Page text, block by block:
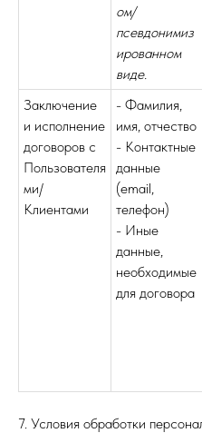
ом/
псевдонимиз
ированном
виде.
Заключение
и исполнение
договоров с
Пользователя
ми/
Клиентами
- Фамилия,
имя, отчество
- Контактные
данные
(email,
телефон)
- Иные
данные,
необходимые
для договора
7. Условия обработки